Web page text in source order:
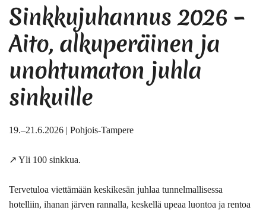
Sinkkujuhannus 2026 –
Aito, alkuperäinen ja
unohtumaton juhla
sinkuille
19.–21.6.2026 | Pohjois-Tampere
↗️ Yli 100 sinkkua.
Tervetuloa viettämään keskikesän juhlaa tunnelmallisessa
hotelliin, ihanan järven rannalla, keskellä upeaa luontoa ja rentoa